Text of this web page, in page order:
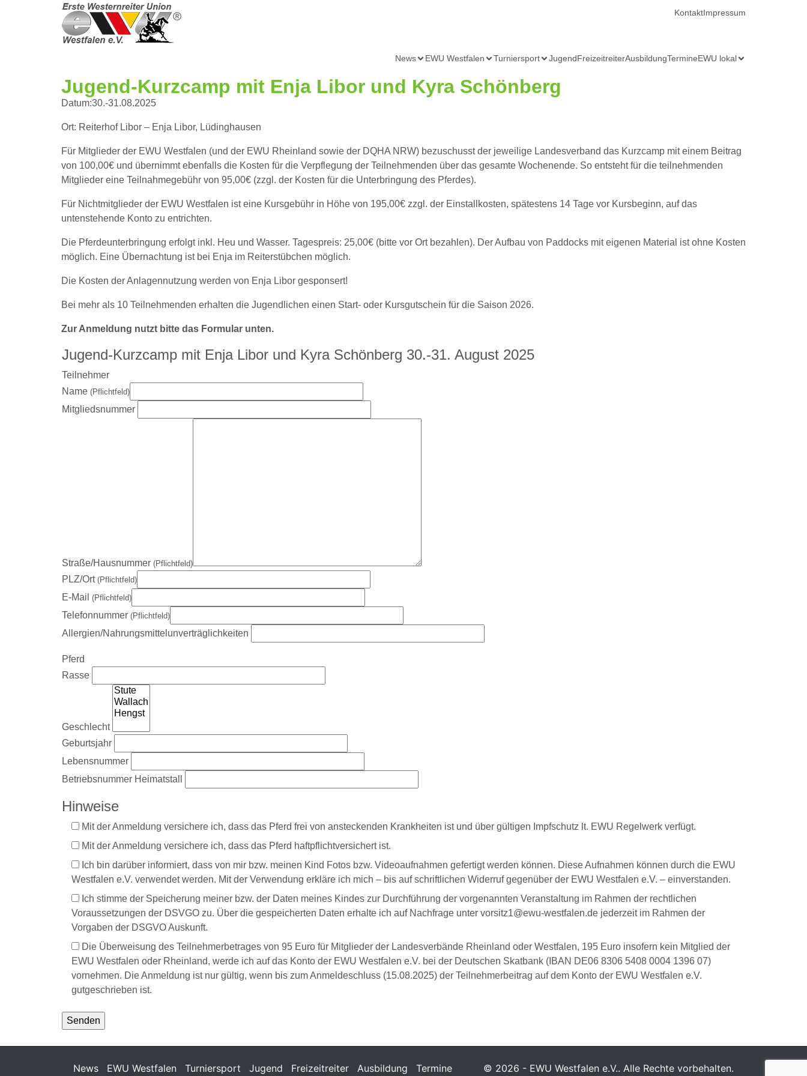
KontaktImpressum
News EWU Westfalen Turniersport JugendFreizeitreiterAusbildungTermineEWU lokal
Jugend-Kurzcamp mit Enja Libor und Kyra Schönberg
Datum:​30.-31.08.2025
Ort: Reiterhof Libor – Enja Libor, Lüdinghausen
Für Mitglieder der EWU Westfalen (und der EWU Rheinland sowie der DQHA NRW) bezuschusst der jeweilige Landesverband das Kurzcamp mit einem Beitrag
von 100,00€ und übernimmt ebenfalls die Kosten für die Verpflegung der Teilnehmenden über das gesamte Wochenende. So entsteht für die teilnehmenden
Mitglieder eine Teilnahmegebühr von 95,00€ (zzgl. der Kosten für die Unterbringung des Pferdes).
Für Nichtmitglieder der EWU Westfalen ist eine Kursgebühr in Höhe von 195,00€ zzgl. der Einstallkosten, spätestens 14 Tage vor Kursbeginn, auf das
untenstehende Konto zu entrichten.
Die Pferdeunterbringung erfolgt inkl. Heu und Wasser. Tagespreis: 25,00€ (bitte vor Ort bezahlen). Der Aufbau von Paddocks mit eigenen Material ist ohne Kosten
möglich. Eine Übernachtung ist bei Enja im Reiterstübchen möglich.
Die Kosten der Anlagennutzung werden von Enja Libor gesponsert!
Bei mehr als 10 Teilnehmenden erhalten die Jugendlichen einen Start- oder Kursgutschein für die Saison 2026.
Zur Anmeldung nutzt bitte das Formular unten.
Jugend-Kurzcamp mit Enja Libor und Kyra Schönberg 30.-31. August 2025
Teilnehmer
Name (Pflichtfeld)
Mitgliedsnummer
Straße/Hausnummer (Pflichtfeld)
PLZ/Ort (Pflichtfeld)
E-Mail (Pflichtfeld)
Telefonnummer (Pflichtfeld)
Allergien/Nahrungsmittelunverträglichkeiten
Pferd
Rasse
Geschlecht
Geburtsjahr
Lebensnummer
Betriebsnummer Heimatstall
Hinweise
Mit der Anmeldung versichere ich, dass das Pferd frei von ansteckenden Krankheiten ist und über gültigen Impfschutz lt. EWU Regelwerk verfügt.
Mit der Anmeldung versichere ich, dass das Pferd haftpflichtversichert ist.
Ich bin darüber informiert, dass von mir bzw. meinen Kind Fotos bzw. Videoaufnahmen gefertigt werden können. Diese Aufnahmen können durch die EWU
Westfalen e.V. verwendet werden. Mit der Verwendung erkläre ich mich – bis auf schriftlichen Widerruf gegenüber der EWU Westfalen e.V. – einverstanden.
Ich stimme der Speicherung meiner bzw. der Daten meines Kindes zur Durchführung der vorgenannten Veranstaltung im Rahmen der rechtlichen
Voraussetzungen der DSVGO zu. Über die gespeicherten Daten erhalte ich auf Nachfrage unter vorsitz1@ewu-westfalen.de jederzeit im Rahmen der
Vorgaben der DSGVO Auskunft.
Die Überweisung des Teilnehmerbetrages von 95 Euro für Mitglieder der Landesverbände Rheinland oder Westfalen, 195 Euro insofern kein Mitglied der
EWU Westfalen oder Rheinland, werde ich auf das Konto der EWU Westfalen e.V. bei der Deutschen Skatbank (IBAN DE06 8306 5408 0004 1396 07)
vornehmen. Die Anmeldung ist nur gültig, wenn bis zum Anmeldeschluss (15.08.2025) der Teilnehmerbeitrag auf dem Konto der EWU Westfalen e.V.
gutgeschrieben ist.
News EWU Westfalen Turniersport Jugend Freizeitreiter Ausbildung Termine © 2026 - EWU Westfalen e.V.. Alle Rechte vorbehalten.